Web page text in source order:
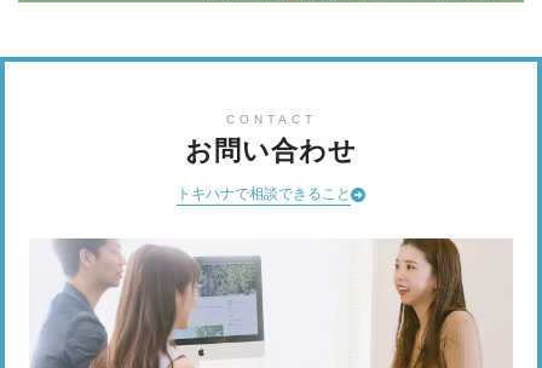
CONTACT
お問い合わせ
トキハナで相談できること